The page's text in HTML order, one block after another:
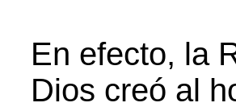
En efecto, la
Dios creó al